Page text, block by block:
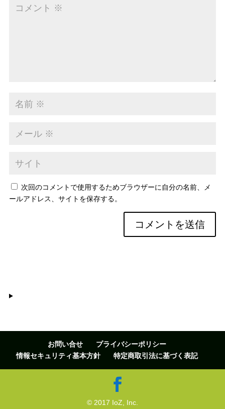
次回のコメントで使用するためブラウザーに自分の名前、メ
ールアドレス、サイトを保存する。
お問い合せ
プライバシーポリシー
情報セキュリティ基本方針
特定商取引法に基づく表記
© 2017 IoZ, Inc.